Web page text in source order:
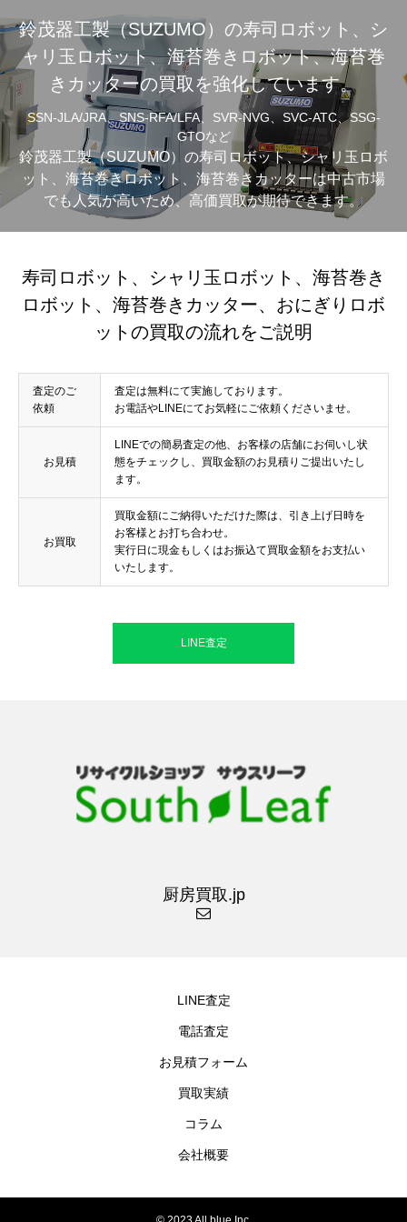
鈴茂器工製（SUZUMO）の寿司ロボット、シ
ャリ玉ロボット、海苔巻きロボット、海苔巻
きカッターの買取を強化しています。
SSN-JLA/JRA、SNS-RFA/LFA、SVR-NVG、SVC-ATC、SSG-
GTOなど
鈴茂器工製（SUZUMO）の寿司ロボット、シャリ玉ロボ
ット、海苔巻きロボット、海苔巻きカッターは中古市場
でも人気が高いため、高価買取が期待できます。
寿司ロボット、シャリ玉ロボット、海苔巻き
ロボット、海苔巻きカッター、おにぎりロボ
ットの買取の流れをご説明
査定のご
依頼
査定は無料にて実施しております。
お電話やLINEにてお気軽にご依頼くださいませ。
お見積
LINEでの簡易査定の他、お客様の店舗にお伺いし状
態をチェックし、買取金額のお見積りご提出いたし
ます。
お買取
買取金額にご納得いただけた際は、引き上げ日時を
お客様とお打ち合わせ。
実行日に現金もしくはお振込て買取金額をお支払い
いたします。
LINE査定
厨房買取.jp
LINE査定
電話査定
お見積フォーム
買取実績
コラム
会社概要